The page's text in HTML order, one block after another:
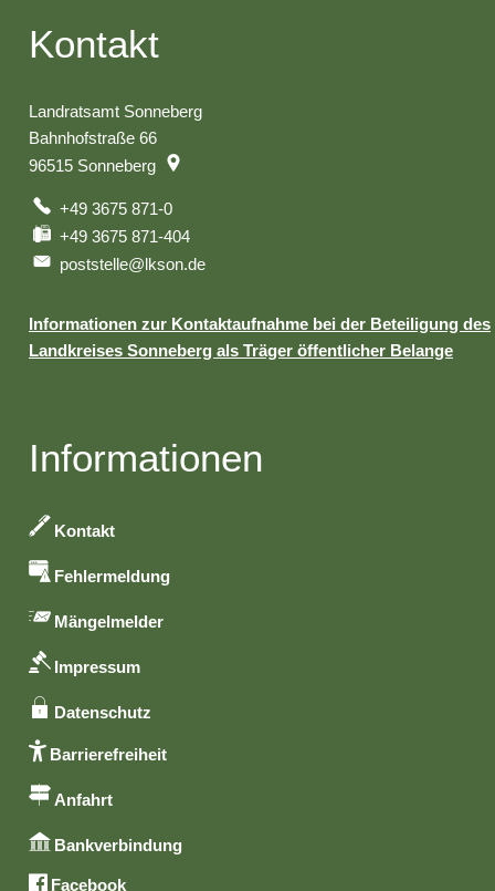
Kontakt
Landratsamt Sonneberg
Bahnhofstraße 66
96515 Sonneberg
+49 3675 871-0
+49 3675 871-404
poststelle@lkson.de
Informationen zur Kontaktaufnahme bei der Beteiligung des
Landkreises Sonneberg als Träger öffentlicher Belange
Informationen
Kontakt
Fehlermeldung
Mängelmelder
Impressum
Datenschutz
Barrierefreiheit
Anfahrt
Bankverbindung
Facebook